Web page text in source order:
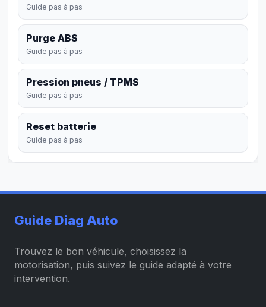
Guide pas à pas
Purge ABS
Guide pas à pas
Pression pneus / TPMS
Guide pas à pas
Reset batterie
Guide pas à pas
Guide Diag Auto
Trouvez le bon véhicule, choisissez la
motorisation, puis suivez le guide adapté à votre
intervention.